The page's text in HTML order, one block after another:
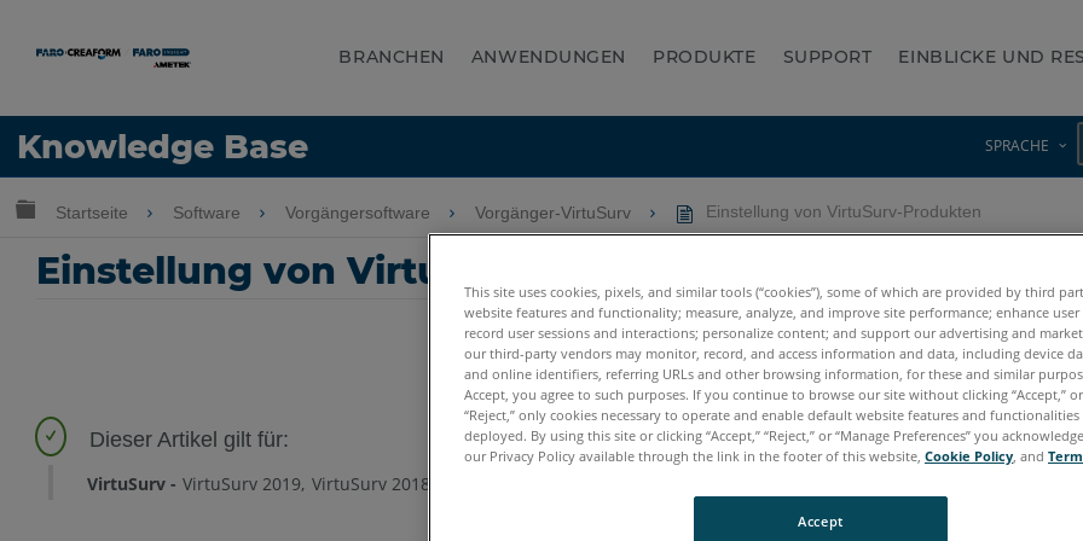
BRANCHEN ANWENDUNGEN PRODUKTE SUPPORT EINBLICKE UND
Knowledge Base SPRACHE
Sprache
Globale Hierarchie auf- und zuklappen
Startseite Software Vorgängersoftware Vorgänger-VirtuSurv Einstellung von VirtuSurv-Produkten
Einstellung von VirtuSurv-Produkten
VirtuSurv VirtuSurv 2019 VirtuSurv 2018
This site uses cookies, pixels, and similar tools (“cookies”), some of which are provided by third
website features and functionality; measure, analyze, and improve site performance; enhance user
record user sessions and interactions; personalize content; and support our advertising and
our third-party vendors may monitor, record, and access information and data, including device
and online identifiers, referring URLs and other browsing information, for these and similar
Accept, you agree to such purposes. If you continue to browse our site without clicking “Accept,”
“Reject,” only cookies necessary to operate and enable default website features and
deployed. By using this site or clicking “Accept,” “Reject,” or “Manage Preferences” you
our Privacy Policy available through the link in the footer of this website, Cookie Policy , and
Accept